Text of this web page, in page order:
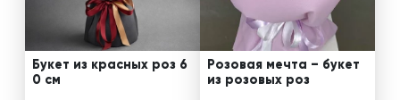
Букет из красных роз 6
0 см
Розовая мечта – букет
из розовых роз